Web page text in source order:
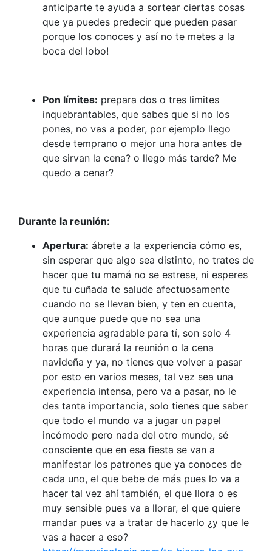
anticiparte te ayuda a sortear ciertas cosas
que ya puedes predecir que pueden pasar
porque los conoces y así no te metes a la
boca del lobo!
Pon límites: prepara dos o tres limites
inquebrantables, que sabes que si no los
pones, no vas a poder, por ejemplo llego
desde temprano o mejor una hora antes de
que sirvan la cena? o llego más tarde? Me
quedo a cenar?
Durante la reunión:
Apertura: ábrete a la experiencia cómo es,
sin esperar que algo sea distinto, no trates de
hacer que tu mamá no se estrese, ni esperes
que tu cuñada te salude afectuosamente
cuando no se llevan bien, y ten en cuenta,
que aunque puede que no sea una
experiencia agradable para tí, son solo 4
horas que durará la reunión o la cena
navideña y ya, no tienes que volver a pasar
por esto en varios meses, tal vez sea una
experiencia intensa, pero va a pasar, no le
des tanta importancia, solo tienes que saber
que todo el mundo va a jugar un papel
incómodo pero nada del otro mundo, sé
consciente que en esa fiesta se van a
manifestar los patrones que ya conoces de
cada uno, el que bebe de más pues lo va a
hacer tal vez ahí también, el que llora o es
muy sensible pues va a llorar, el que quiere
mandar pues va a tratar de hacerlo ¿y que le
vas a hacer a eso?